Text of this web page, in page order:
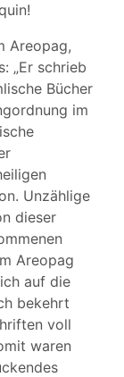
Areopag,
„Er schrieb
Bücher
im
Unzählige
dieser
Areopag
auf die
bekehrt
voll
waren